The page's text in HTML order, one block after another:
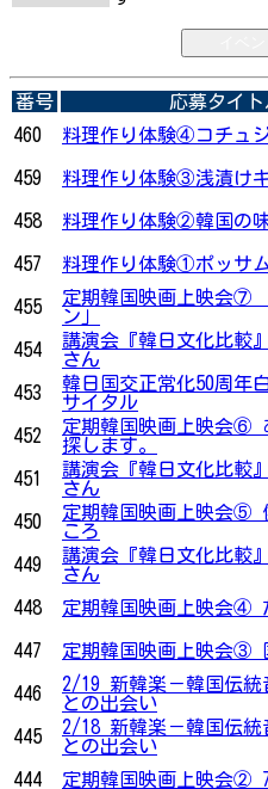
番号 応募タイト
460
料理作り体験④コチュ
459
料理作り体験③浅漬け
458
料理作り体験②韓国の
457
料理作り体験①ポッサ
455
定期韓国映画上映会⑦
ン」
454
講演会『韓日文化比較
さん
453
韓日国交正常化50周年
サイタル
452
定期韓国映画上映会⑥
探します。
451
講演会『韓日文化比較
さん
450
定期韓国映画上映会⑤
ころ
449
講演会『韓日文化比較
さん
448
定期韓国映画上映会④
447
定期韓国映画上映会③
446
2/19 新韓楽－韓国伝統
との出会い
445
2/18 新韓楽－韓国伝統
との出会い
444
定期韓国映画上映会②